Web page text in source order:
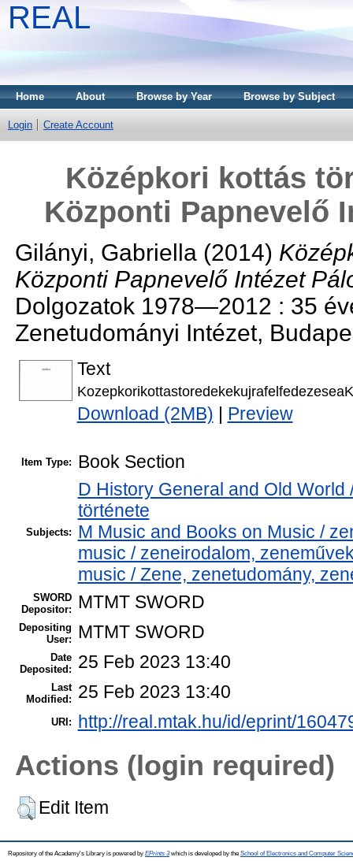
REAL
Home About Browse by Year Browse by Subject
Login Create Account
Középkori kottás
Központi Papnevelő
Gilányi, Gabriella (2014)
Központi Papnevelő Intézet
Dolgozatok 1978—2012 : 35
Zenetudományi Intézet,
Text
Download (2MB) Preview
Item Type: Book Section
Subjects:
D History General and Old
története
M Music and Books on Music /
music / zeneirodalom,
music / Zene, zenetudomány,
SWORD
Depositor:
MTMT SWORD
Depositing
User:
MTMT SWORD
Date
Deposited:
25 Feb 2023 13:40
Last
Modified:
25 Feb 2023 13:40
URI: http://real.mtak.hu/id/eprint/
Actions (login required)
Edit Item
Repository of the Academy's Library is powered by EPrints 3which is developed by the School of Electronics and Computer